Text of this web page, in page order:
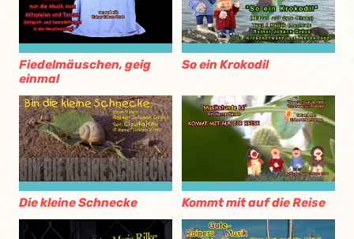
Fiedelmäuschen, geig
einmal
So ein Krokodil
Die kleine Schnecke Kommt mit auf die Reise